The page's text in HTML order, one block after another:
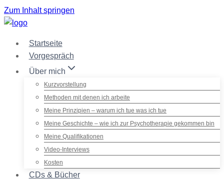
Zum Inhalt springen
Startseite
Vorgespräch
Über mich
Kurzvorstellung
Methoden mit denen ich arbeite
Meine Prinzipien – warum ich tue was ich tue
Meine Geschichte – wie ich zur Psychotherapie gekommen bin
Meine Qualifikationen
Video-Interviews
Kosten
CDs & Bücher